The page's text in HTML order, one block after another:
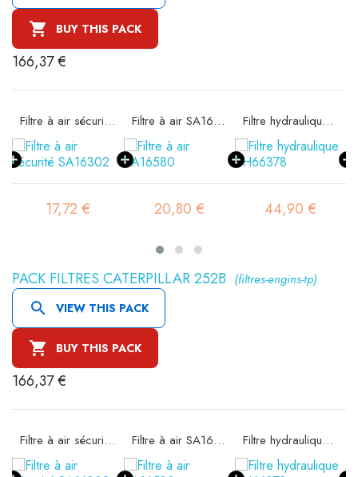
 BUY THIS PACK
166,37 €
Filtre à air sécurité SA16302
17,72 €
Filtre à air SA16580
20,80 €
Filtre hydraulique SH66378
44,90 €
PACK FILTRES CATERPILLAR 252B (filtres-engins-tp)
 VIEW THIS PACK
 BUY THIS PACK
166,37 €
Filtre à air sécurité SA16302 Filtre à air SA16580 Filtre hydraulique SH66378